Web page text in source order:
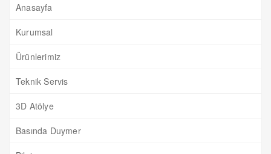
Anasayfa
Kurumsal
Ürünlerimiz
Teknik Servis
3D Atölye
Basında Duymer